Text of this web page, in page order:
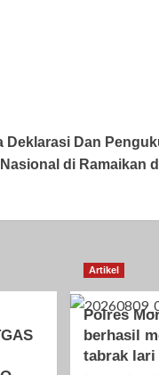
Deklarasi Dan
di Ramaikan
Artikel
Polres
berhasil
tabrak lari